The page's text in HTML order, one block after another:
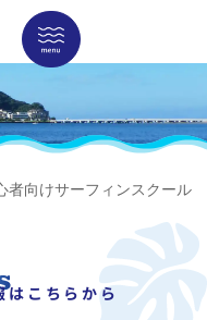
者向けサーフィンスクール
はこちらから